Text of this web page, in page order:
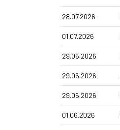
28.07.2026
01.07.2026
29.06.2026
29.06.2026
29.06.2026
01.06.2026